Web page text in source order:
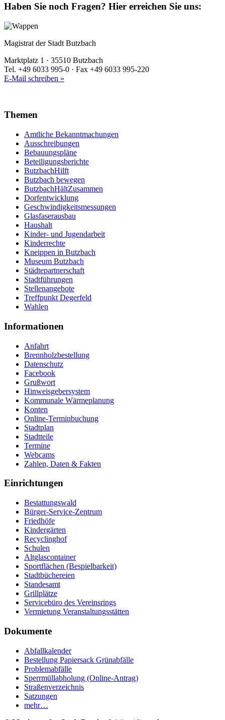
Haben Sie noch Fragen? Hier erreichen Sie uns:
Magistrat der Stadt Butzbach
Marktplatz 1 · 35510 Butzbach
Tel. +49 6033 995-0 · Fax +49 6033 995-220
E-Mail schreiben »
Themen
Amtliche Bekanntmachungen
Ausschreibungen
Bebauungspläne
Beteiligungsberichte
ButzbachHilft
Butzbach bewegen
ButzbachHältZusammen
Dorfentwicklung
Geschwindigkeitsmessungen
Glasfaserausbau
Haushalt
Kinder- und Jugendarbeit
Kinderrechte
Kneippen in Butzbach
Museum Butzbach
Städtepartnerschaft
Stadtführungen
Stellenangebote
Treffpunkt Degerfeld
Wahlen
Informationen
Anfahrt
Brennholzbestellung
Datenschutz
Facebook
Grußwort
Hinweisgebersystem
Kommunale Wärmeplanung
Konten
Online-Terminbuchung
Stadtplan
Stadtteile
Termine
Webcams
Zahlen, Daten & Fakten
Einrichtungen
Bestattungswald
Bürger-Service-Zentrum
Friedhöfe
Kindergärten
Recyclinghof
Schulen
Altglascontainer
Sportflächen (Bespielbarkeit)
Stadtbüchereien
Standesamt
Grillplätze
Servicebüro des Vereinsrings
Vermietung Veranstaltungsstätten
Dokumente
Abfallkalender
Bestellung Papiersack Grünabfälle
Problemabfälle
Sperrmüllabholung (Online-Antrag)
Straßenverzeichnis
Satzungen
mehr…